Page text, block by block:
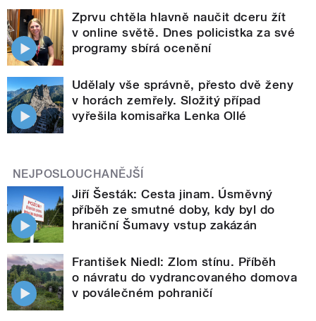
Zprvu chtěla hlavně naučit dceru žít
v online světě. Dnes policistka za své
programy sbírá ocenění
Udělaly vše správně, přesto dvě ženy
v horách zemřely. Složitý případ
vyřešila komisařka Lenka Ollé
NEJPOSLOUCHANĚJŠÍ
Jiří Šesták: Cesta jinam. Úsměvný
příběh ze smutné doby, kdy byl do
hraniční Šumavy vstup zakázán
František Niedl: Zlom stínu. Příběh
o návratu do vydrancovaného domova
v poválečném pohraničí